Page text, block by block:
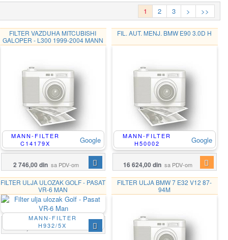
1 2 3 > >>
FILTER VAZDUHA MITCUBISHI
GALOPER - L300 1999-2004 MANN
MANN-FILTER
C14179X
Google
2 746,00 din sa PDV-om
FIL. AUT. MENJ. BMW E90 3.0D H
MANN-FILTER
H50002
Google
16 624,00 dinsa PDV-om
FILTER ULJA ULOZAK GOLF - PASAT
VR-6 MAN
MANN-FILTER
H932/5X
506,00 dinsa PDV-om
FILTER ULJA BMW 7 E32 V12 87-
94M